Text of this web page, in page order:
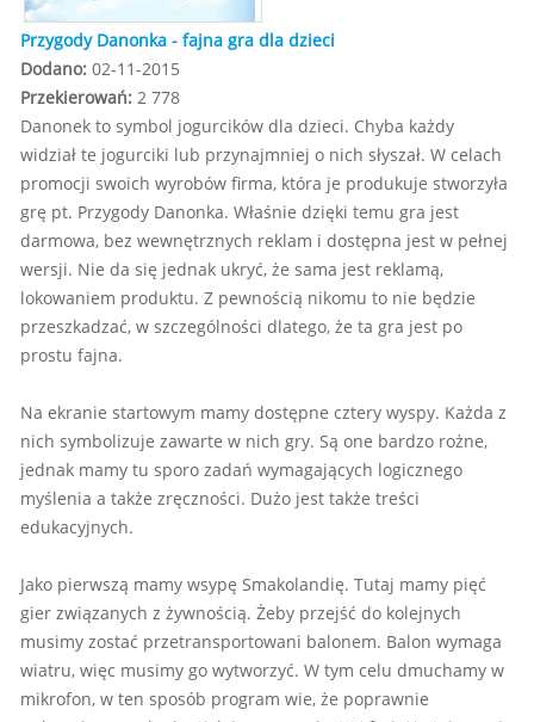
Przygody Danonka - fajna gra dla dzieci
Dodano: 02-11-2015
Przekierowań: 2 778
Danonek to symbol jogurcików dla dzieci. Chyba każdy
widział te jogurciki lub przynajmniej o nich słyszał. W celach
promocji swoich wyrobów firma, która je produkuje stworzyła
grę pt. Przygody Danonka. Właśnie dzięki temu gra jest
darmowa, bez wewnętrznych reklam i dostępna jest w pełnej
wersji. Nie da się jednak ukryć, że sama jest reklamą,
lokowaniem produktu. Z pewnością nikomu to nie będzie
przeszkadzać, w szczególności dlatego, że ta gra jest po
prostu fajna.
Na ekranie startowym mamy dostępne cztery wyspy. Każda z
nich symbolizuje zawarte w nich gry. Są one bardzo rożne,
jednak mamy tu sporo zadań wymagających logicznego
myślenia a także zręczności. Dużo jest także treści
edukacyjnych.
Jako pierwszą mamy wsypę Smakolandię. Tutaj mamy pięć
gier związanych z żywnością. Żeby przejść do kolejnych
musimy zostać przetransportowani balonem. Balon wymaga
wiatru, więc musimy go wytworzyć. W tym celu dmuchamy w
mikrofon, w ten sposób program wie, że poprawnie